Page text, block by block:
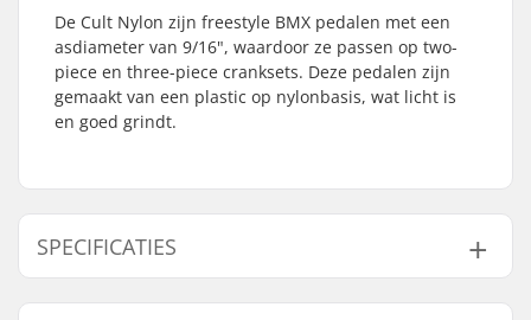
De Cult Nylon zijn freestyle BMX pedalen met een
asdiameter van 9/16", waardoor ze passen op two-
piece en three-piece cranksets. Deze pedalen zijn
gemaakt van een plastic op nylonbasis, wat licht is
en goed grindt.
SPECIFICATIES
Pedaal as diameter:
9/16"